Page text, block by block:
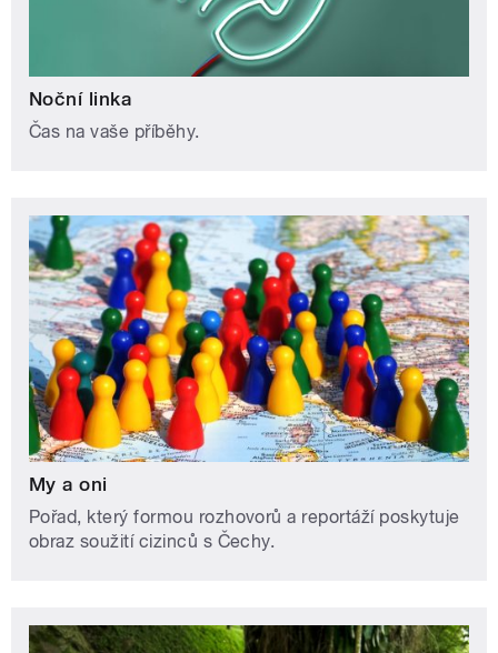
Noční linka
Čas na vaše příběhy.
My a oni
Pořad, který formou rozhovorů a reportáží poskytuje
obraz soužití cizinců s Čechy.